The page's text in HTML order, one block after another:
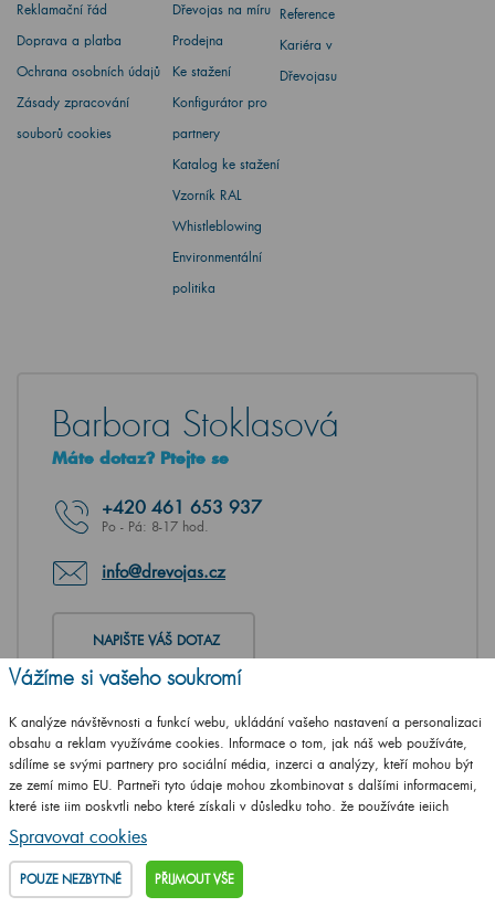
Reklamační řád
Doprava a platba
Ochrana osobních údajů
Zásady zpracování
souborů cookies
Dřevojas na míru
Prodejna
Ke stažení
Konfigurátor pro
partnery
Katalog ke stažení
Vzorník RAL
Whistleblowing
Environmentální
politika
Reference
Kariéra v
Dřevojasu
Barbora Stoklasová
Máte dotaz? Ptejte se
+420 461 653 937
Po - Pá: 8-17 hod.
info@drevojas.cz
NAPIŠTE VÁŠ DOTAZ
Vážíme si vašeho soukromí
K analýze návštěvnosti a funkcí webu, ukládání vašeho nastavení a personalizaci
obsahu a reklam využíváme cookies. Informace o tom, jak náš web používáte,
sdílíme se svými partnery pro sociální média, inzerci a analýzy, kteří mohou být
ze zemí mimo EU. Partneři tyto údaje mohou zkombinovat s dalšími informacemi,
které jste jim poskytli nebo které získali v důsledku toho, že používáte jejich
služby.
Podrobné informace
Spravovat cookies
POUZE NEZBYTNÉ PŘIJMOUT VŠE